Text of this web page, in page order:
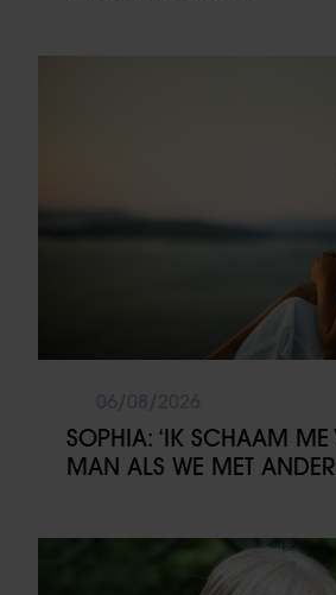
SOPHIA: ‘IK SCHAAM
MAN ALS WE MET